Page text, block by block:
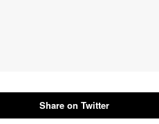
Share on Twitter